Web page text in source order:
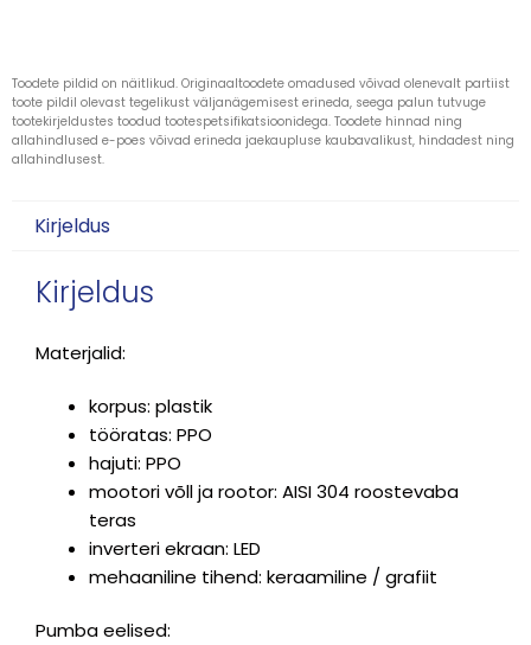
Toodete pildid on näitlikud. Originaaltoodete omadused võivad olenevalt partiist
toote pildil olevast tegelikust väljanägemisest erineda, seega palun tutvuge
tootekirjeldustes toodud tootespetsifikatsioonidega. Toodete hinnad ning
allahindlused e-poes võivad erineda jaekaupluse kaubavalikust, hindadest ning
allahindlusest.
Kirjeldus
Kirjeldus
Materjalid:
korpus: plastik
tööratas: PPO
hajuti: PPO
mootori võll ja rootor: AISI 304 roostevaba
teras
inverteri ekraan: LED
mehaaniline tihend: keraamiline / grafiit
Pumba eelised: